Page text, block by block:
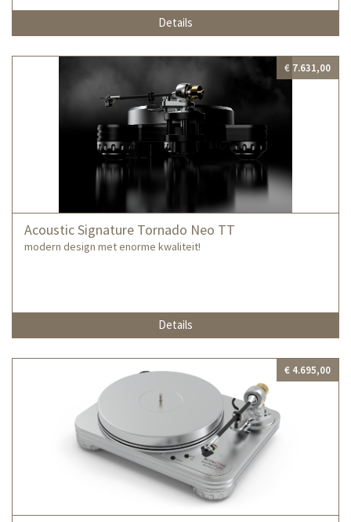
Details
Acoustic Signature Tornado Neo TT
modern design met enorme kwaliteit!
€ 7.631,00
Details
€ 4.695,00